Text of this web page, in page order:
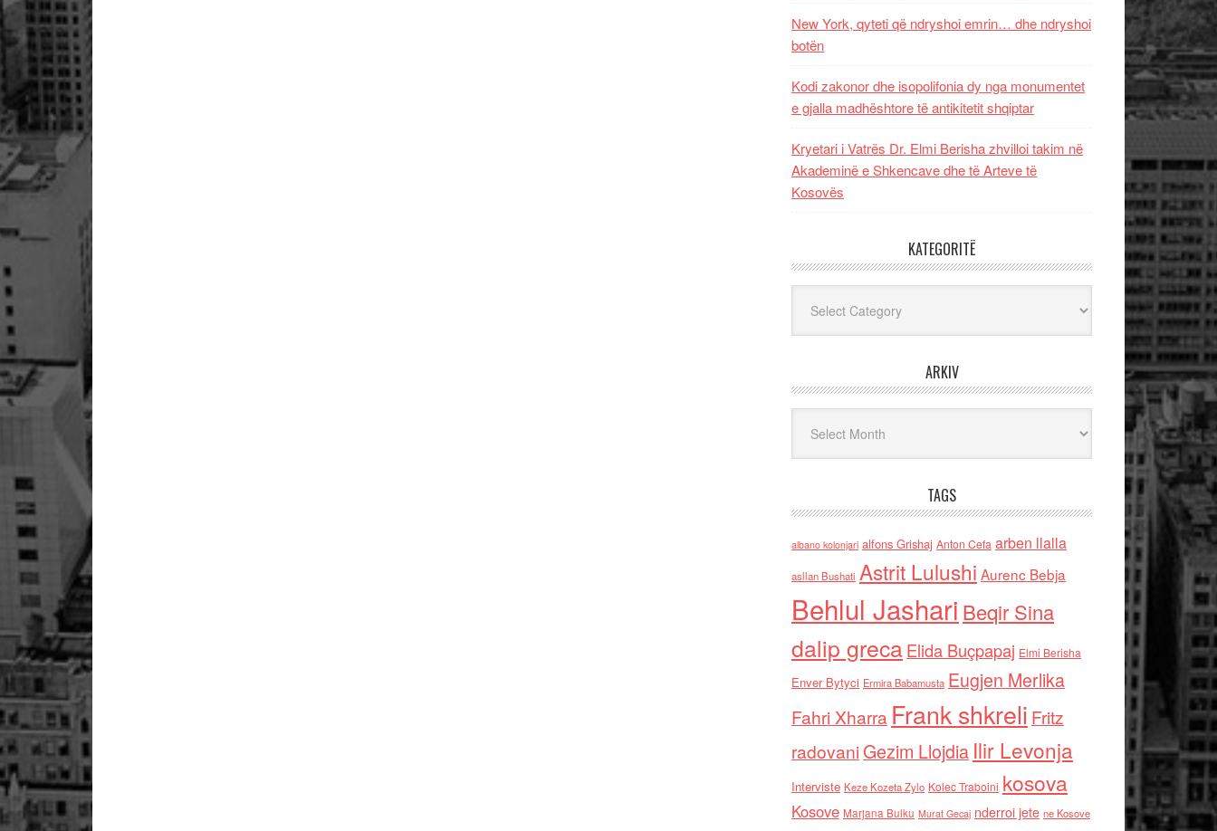
New York, qyteti që ndryshoi emrin… dhe ndryshoi
botën
Kodi zakonor dhe isopolifonia dy nga monumentet
e gjalla madhështore të antikitetit shqiptar
Kryetari i Vatrës Dr. Elmi Berisha zhvilloi takim në
Akademinë e Shkencave dhe të Arteve të
Kosovës
KATEGORITË
ARKIV
TAGS
albano kolonjari alfons Grishaj Anton Cefa arben llalla
asllan Bushati Astrit Lulushi Aurenc Bebja
Behlul Jashari Beqir Sina
dalip grecaElida Buçpapaj Elmi Berisha
Enver Bytyci Ermira Babamusta Eugjen Merlika
Fahri Xharra Frank shkreli Fritz
radovaniGezim Llojdia Ilir Levonja
Interviste Keze Kozeta Zylo Kolec Traboini kosova
Kosove Marjana Bulku Murat Gecaj nderroi jete ne Kosove